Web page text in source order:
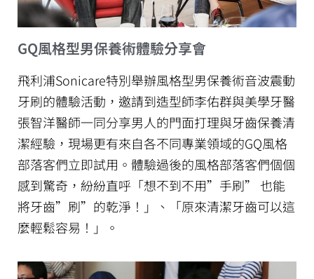
GQ風格型男保養術體驗分享會
飛利浦Sonicare特別舉辦風格型男保養術音波震動
牙刷的體驗活動，邀請到造型師李佑群與美學牙醫
張智洋醫師一同分享男人的門面打理與牙齒保養清
潔經驗，現場更有來自各不同專業領域的GQ風格
部落客們立即試用。體驗過後的風格部落客們個個
感到驚奇，紛紛直呼「想不到不用”手刷” 也能
將牙齒”刷”的乾淨！」、「原來清潔牙齒可以這
麼輕鬆容易！」。